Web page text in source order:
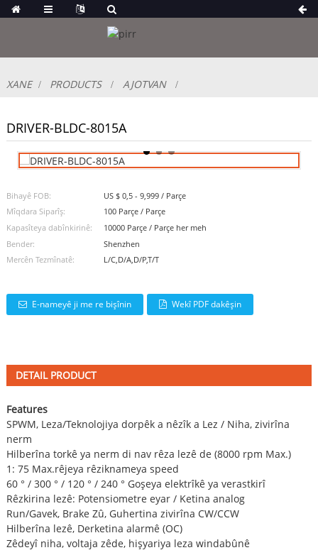
XANE PRODUCTS AJOTVAN
DRIVER-BLDC-8015A
Bihayê FOB:
US $ 0,5 - 9,999 / Parçe
Mîqdara Siparîş:
100 Parçe / Parçe
Kapasîteya dabînkirinê:
10000 Parçe / Parçe her meh
Bender:
Shenzhen
Mercên Tezmînatê:
L/C,D/A,D/P,T/T
E-nameyê ji me re bişînin Wekî PDF dakêşin
DETAIL PRODUCT
Features
SPWM, Leza/Teknolojiya dorpêk a nêzîk a Lez / Niha, zivirîna
nerm
Hilberîna torkê ya nerm di nav rêza lezê de (8000 rpm Max.)
1: 75 Max.rêjeya rêziknameya speed
60 ° / 300 ° / 120 ° / 240 ° Goşeya elektrîkê ya verastkirî
Rêzkirina lezê: Potensiometre eyar / Ketina analog
Run/Gavek, Brake Zû, Guhertina zivirîna CW/CCW
Hilberîna lezê, Derketina alarmê (OC)
Zêdeyî niha, voltaja zêde, hişyariya leza windabûnê